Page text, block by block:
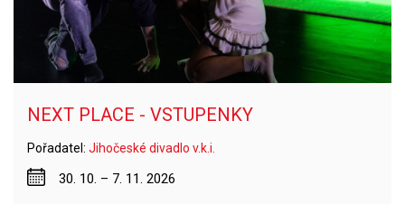
NEXT PLACE - VSTUPENKY
Pořadatel: Jihočeské divadlo v.k.i.
30. 10. – 7. 11. 2026